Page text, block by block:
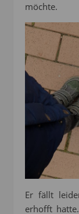
möchte.
Er fällt
erhofft